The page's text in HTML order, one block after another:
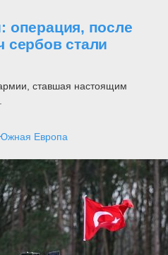
операция, после
сербов стали
ставшая настоящим
Европа